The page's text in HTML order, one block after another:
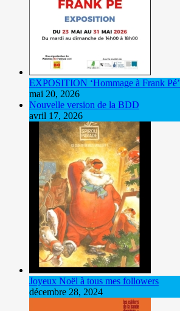
EXPOSITION ‘Hommage à Frank Pé’
mai 20, 2026
Nouvelle version de la BDD
avril 17, 2026
Joyeux Noël à tous mes followers
décembre 28, 2024